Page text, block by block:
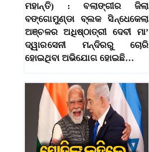
ମହାନ୍ତି) : ବଲାଙ୍ଗୀର ଜିଲା
ବଙ୍ଗୋମୁଣ୍ଡା ବ୍ଲକ ସିନ୍ଧେକେଲା
ଅଞ୍ଚଳର ଅଧିଷ୍ଠାତ୍ରୀ ଦେବୀ ମା’
ଦ୍ୱାରସେନୀ ମନ୍ଦିରରୁ ଚୋରି
ହୋଇଥିବା ଅଭିଯୋଗ ହୋଇଛି…